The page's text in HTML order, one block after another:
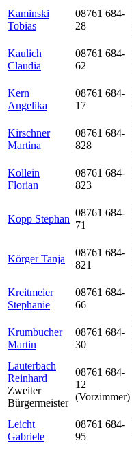
Kaminski
Tobias
08761 684-
28
Kaulich
Claudia
08761 684-
62
Kern
Angelika
08761 684-
17
Kirschner
Martina
08761 684-
828
Kollein
Florian
08761 684-
823
Kopp Stephan
08761 684-
71
Körger Tanja
08761 684-
821
Kreitmeier
Stephanie
08761 684-
66
Krumbucher
Martin
08761 684-
30
Lauterbach
Reinhard
Zweiter
Bürgermeister
08761 684-
12
(Vorzimmer)
Leicht
Gabriele
08761 684-
95